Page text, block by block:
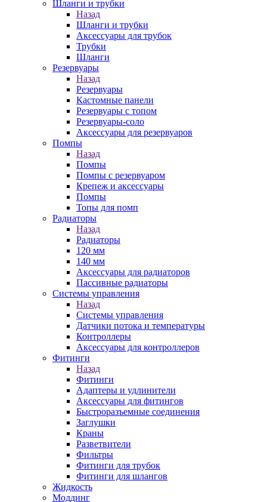
Шланги и трубки
Назад
Шланги и трубки
Аксессуары для трубок
Трубки
Шланги
Резервуары
Назад
Резервуары
Кастомные панели
Резервуары с топом
Резервуары-соло
Аксессуары для резервуаров
Помпы
Назад
Помпы
Помпы с резервуаром
Крепеж и аксессуары
Помпы
Топы для помп
Радиаторы
Назад
Радиаторы
120 мм
140 мм
Аксессуары для радиаторов
Пассивные радиаторы
Системы управления
Назад
Системы управления
Датчики потока и температуры
Контроллеры
Аксессуары для контроллеров
Фитинги
Назад
Фитинги
Адаптеры и удлинители
Аксессуары для фитингов
Быстроразъемные соединения
Заглушки
Краны
Разветвители
Фильтры
Фитинги для трубок
Фитинги для шлангов
Жидкость
Моддинг